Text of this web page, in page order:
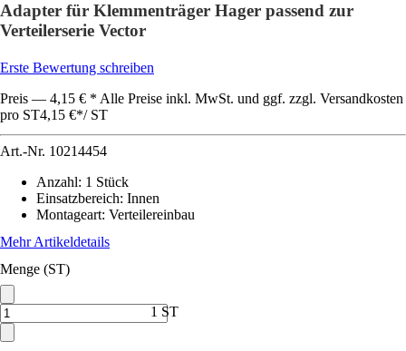
Adapter für Klemmenträger Hager passend zur
Verteilerserie Vector
Erste Bewertung schreiben
Preis — 4,15 € * Alle Preise inkl. MwSt. und ggf. zzgl. Versandkosten
pro ST4,15 €*/ ST
Art.-Nr. 10214454
Anzahl: 1 Stück
Einsatzbereich: Innen
Montageart: Verteilereinbau
Mehr Artikeldetails
Menge (ST)
1 ST